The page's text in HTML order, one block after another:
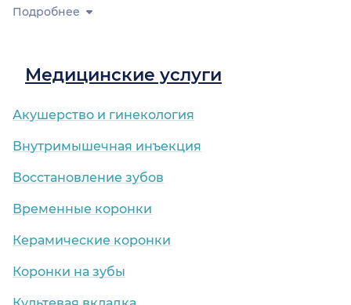
Подробнее
Медицинские услуги
Акушерство и гинекология
Внутримышечная инъекция
Восстановление зубов
Временные коронки
Керамические коронки
Коронки на зубы